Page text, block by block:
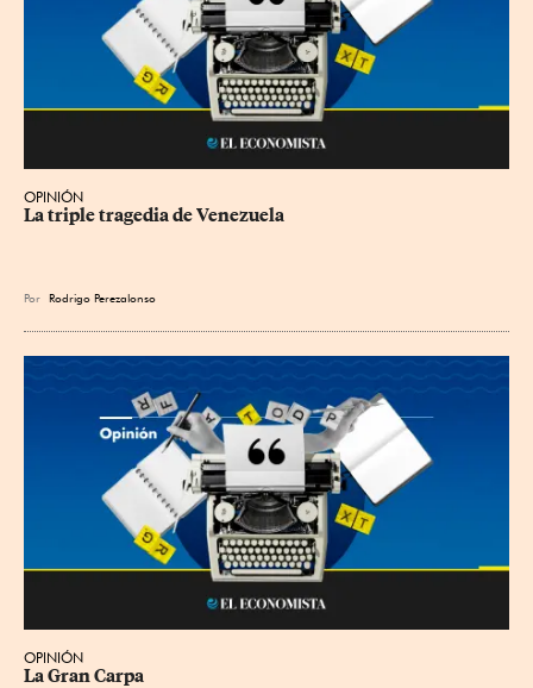
OPINIÓN
La triple tragedia de Venezuela
Por Rodrigo Perezalonso
OPINIÓN
La Gran Carpa